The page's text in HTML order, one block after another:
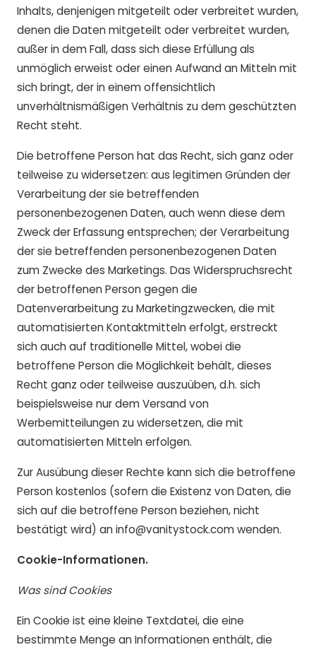
Inhalts, denjenigen mitgeteilt oder verbreitet wurden,
denen die Daten mitgeteilt oder verbreitet wurden,
außer in dem Fall, dass sich diese Erfüllung als
unmöglich erweist oder einen Aufwand an Mitteln mit
sich bringt, der in einem offensichtlich
unverhältnismäßigen Verhältnis zu dem geschützten
Recht steht.
Die betroffene Person hat das Recht, sich ganz oder
teilweise zu widersetzen: aus legitimen Gründen der
Verarbeitung der sie betreffenden
personenbezogenen Daten, auch wenn diese dem
Zweck der Erfassung entsprechen; der Verarbeitung
der sie betreffenden personenbezogenen Daten
zum Zwecke des Marketings. Das Widerspruchsrecht
der betroffenen Person gegen die
Datenverarbeitung zu Marketingzwecken, die mit
automatisierten Kontaktmitteln erfolgt, erstreckt
sich auch auf traditionelle Mittel, wobei die
betroffene Person die Möglichkeit behält, dieses
Recht ganz oder teilweise auszuüben, d.h. sich
beispielsweise nur dem Versand von
Werbemitteilungen zu widersetzen, die mit
automatisierten Mitteln erfolgen.
Zur Ausübung dieser Rechte kann sich die betroffene
Person kostenlos (sofern die Existenz von Daten, die
sich auf die betroffene Person beziehen, nicht
bestätigt wird) an info@vanitystock.com wenden.
Cookie-Informationen.
Was sind Cookies
Ein Cookie ist eine kleine Textdatei, die eine
bestimmte Menge an Informationen enthält, die